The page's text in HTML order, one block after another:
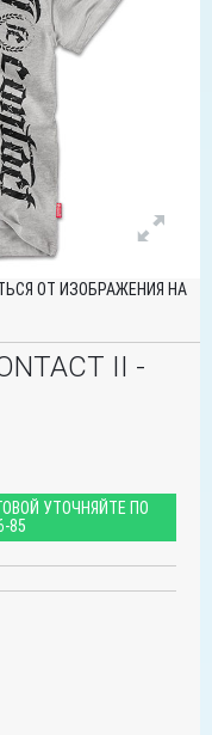
ОТ ИЗОБРАЖЕНИЯ НА
II -
УТОЧНЯЙТЕ ПО
85